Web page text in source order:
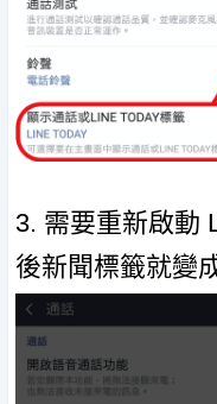
3. 需要重新啟動
後新聞標籤就變